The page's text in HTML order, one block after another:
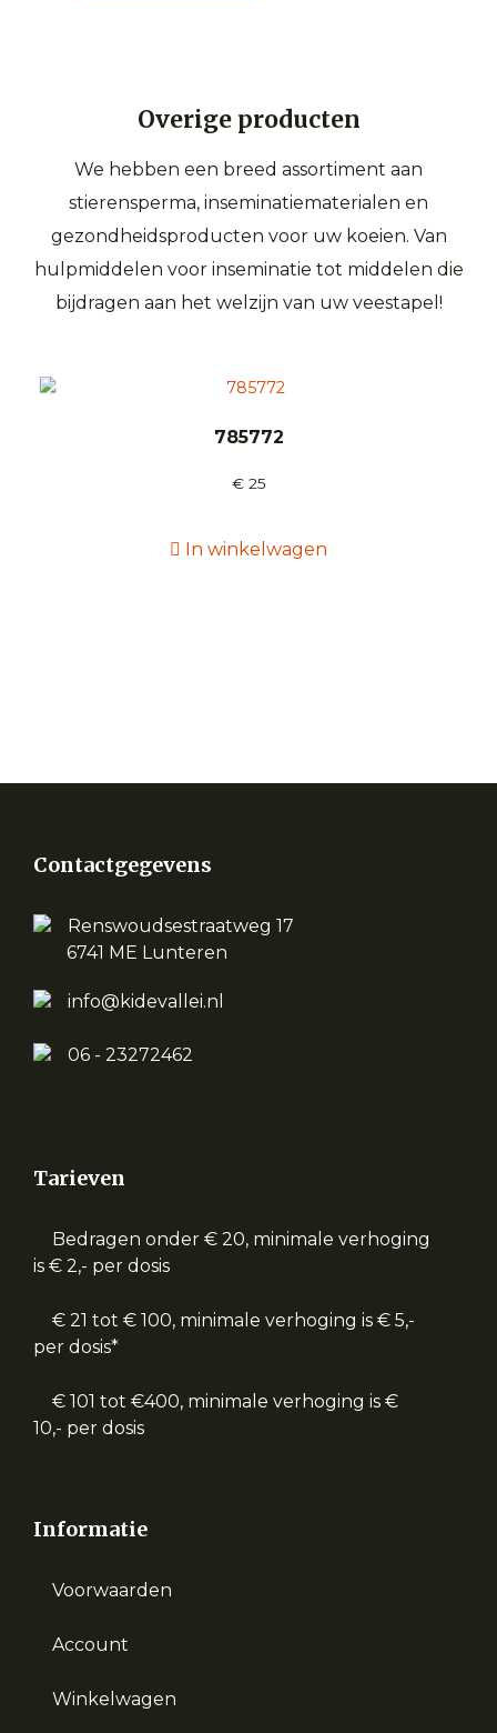
Overige producten
We hebben een breed assortiment aan
stierensperma, inseminatiematerialen en
gezondheidsproducten voor uw koeien. Van
hulpmiddelen voor inseminatie tot middelen die
bijdragen aan het welzijn van uw veestapel!
785772
€25
In winkelwagen
Contactgegevens
Renswoudsestraatweg 17
6741 ME Lunteren
info@kidevallei.nl
06 - 23272462
Tarieven
Bedragen onder € 20, minimale verhoging
is € 2,- per dosis
€ 21 tot € 100, minimale verhoging is € 5,-
per dosis*
€ 101 tot €400, minimale verhoging is €
10,- per dosis
Informatie
Voorwaarden
Account
Winkelwagen